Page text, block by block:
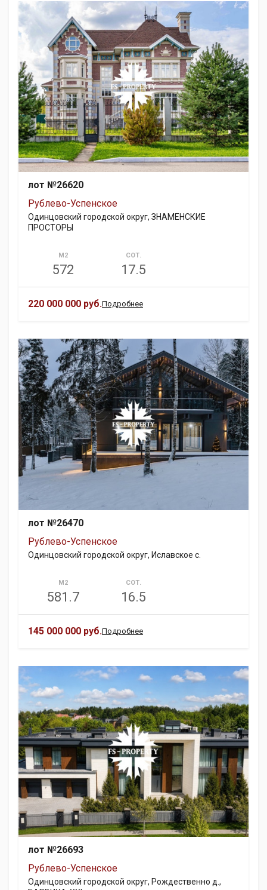
лот №26620
Рублево-Успенское
Одинцовский городской округ, ЗНАМЕНСКИЕ
ПРОСТОРЫ
М2
572
СОТ.
17.5
220 000 000 руб.Подробнее
лот №26470
Рублево-Успенское
Одинцовский городской округ, Иславское с.
М2
581.7
СОТ.
16.5
145 000 000 руб.Подробнее
лот №26693
Рублево-Успенское
Одинцовский городской округ, Рождественно д.,